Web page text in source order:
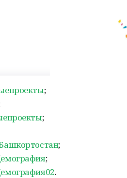
;
;
;
;
.